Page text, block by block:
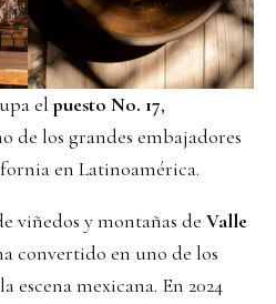
elpuesto No. 17,
de los grandes embajadores
en Latinoamérica.
viñedos y montañas de Valle
convertido en uno de los
escena mexicana. En 2024